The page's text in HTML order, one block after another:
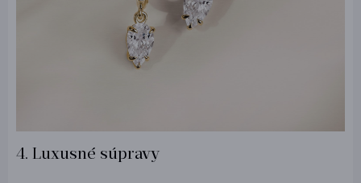
4. Luxusné súpravy